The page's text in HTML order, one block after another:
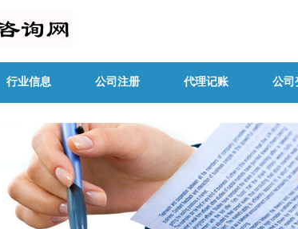
行业信息 公司注册 代理记账 公司